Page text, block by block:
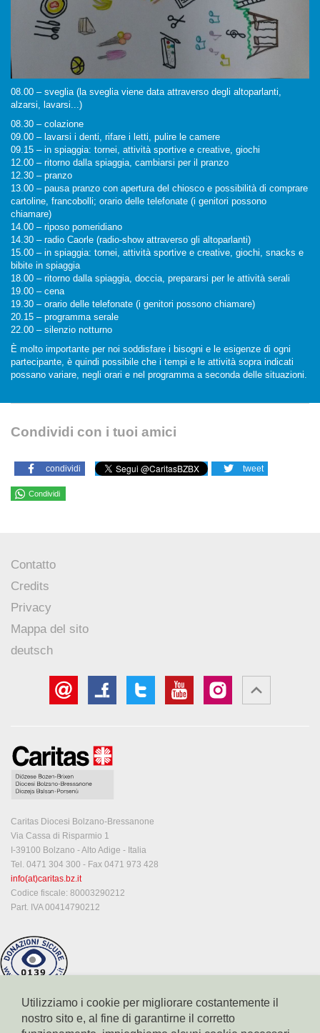
08.00 – sveglia (la sveglia viene data attraverso degli altoparlanti,
alzarsi, lavarsi...)
08.30 – colazione
09.00 – lavarsi i denti, rifare i letti, pulire le camere
09.15 – in spiaggia: tornei, attività sportive e creative, giochi
12.00 – ritorno dalla spiaggia, cambiarsi per il pranzo
12.30 – pranzo
13.00 – pausa pranzo con apertura del chiosco e possibilità di comprare
cartoline, francobolli; orario delle telefonate (i genitori possono
chiamare)
14.00 – riposo pomeridiano
14.30 – radio Caorle (radio-show attraverso gli altoparlanti)
15.00 – in spiaggia: tornei, attività sportive e creative, giochi, snacks e
bibite in spiaggia
18.00 – ritorno dalla spiaggia, doccia, prepararsi per le attività serali
19.00 – cena
19.30 – orario delle telefonate (i genitori possono chiamare)
20.15 – programma serale
22.00 – silenzio notturno
È molto importante per noi soddisfare i bisogni e le esigenze di ogni
partecipante, è quindi possibile che i tempi e le attività sopra indicati
possano variare, negli orari e nel programma a seconda delle situazioni.
Condividi con i tuoi amici
condividi tweet
Condividi
Contatto
Credits
Privacy
Mappa del sito
deutsch
Caritas Diocesi Bolzano-Bressanone
Via Cassa di Risparmio 1
I-39100 Bolzano - Alto Adige - Italia
Tel. 0471 304 300 - Fax 0471 973 428
info(at)caritas.bz.it
Codice fiscale: 80003290212
Part. IVA 00414790212
Utilizziamo i cookie per migliorare costantemente il
nostro sito e, al fine di garantirne il corretto